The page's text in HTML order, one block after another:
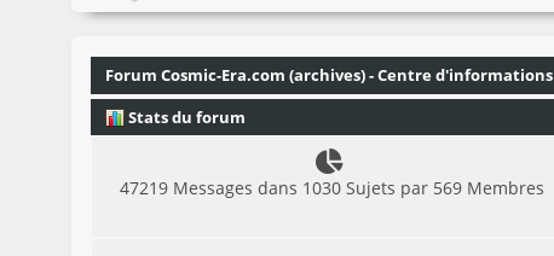
Forum Cosmic-Era.com (archives) - Centre d'informations
Stats du forum
47219 Messages dans 1030 Sujets par 569 Membres